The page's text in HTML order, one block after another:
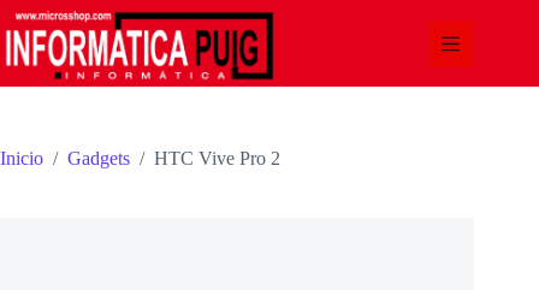
Saltar
al
contenido
Inicio / Gadgets / HTC Vive Pro 2